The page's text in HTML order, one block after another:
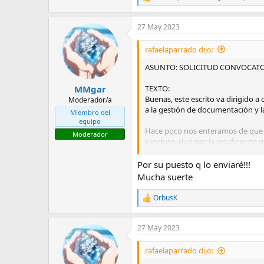
e
a
c
c
MMgar
Moderador/a
Miembro del
equipo
Moderador
27 May 2023
rafaelaparrado dijo:
ASUNTO: SOLICITUD
TEXTO:
Buenas, este escrito va dirigido
a la gestión de documentación y
Hace poco nos enteramos de
e incluso abril por la insuficiente
podemos titular en junio y por lo
universidad de toda España.
obtienen tras el cierre de actas.
esfuerzo y sacrificio tanto
que tendríamos todo listo para la
Solo pedimos un cierre de actas
de papeles nos quedemos a las
Esperamos que se preste la
poca consideración que tiene
Por su puesto q lo enviaré!!!
Mucha suerte
R
e
a
c
c
OrbusK
27 May 2023
rafaelaparrado dijo: